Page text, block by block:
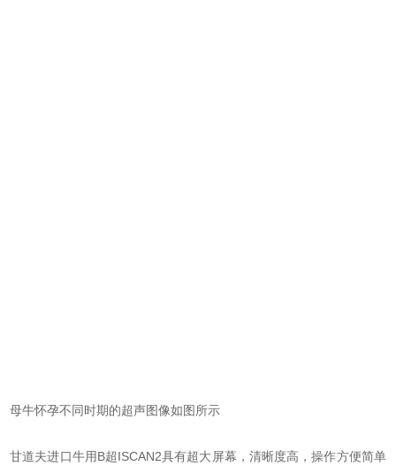
母牛怀孕不同时期的超声图像如图所示
甘道夫进口牛用B超ISCAN2具有超大屏幕，清晰度高，操作方便简单